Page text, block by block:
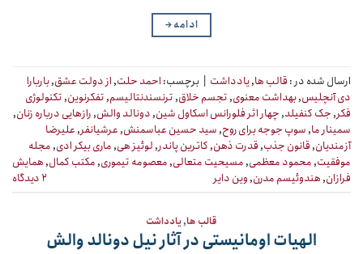
ادامه→
ارسال شده در : قالب ها,یادداشت | برچسب: احمد حلت, از دولت عشق,باربارا
دی آنچلیس,بهداشت معنوی, تجسم خلاق, ترنسندنتالیسم, تفکرنوین, تکنولوژی
فکر, جک کنفیلد, چهار اثر فلورانس اسکاول شین, دونالد والش, رازهایی درباره زنان,
سمینار ما, سوپ جوجه برای روح, سید حسین عباسمنش, عرشیانفر, علیرضا
آزمندیان, قانون جذب, قدرت ذهن, کاترین پاندر, لوئیز هی, ماری بیکر ادی, مجله
موفقیت, محمود معظمی, مسیحیت متعالی, معصومه تیموری, مکتب کمال, همایش
فرازان, هندوئیسم مدرن, وین دایر ۲ دیدگاه
قالب ها,یادداشت
الهیات اومانیستی در آثار نیل دونالد والش